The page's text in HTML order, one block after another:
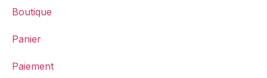
Boutique
Panier
Paiement